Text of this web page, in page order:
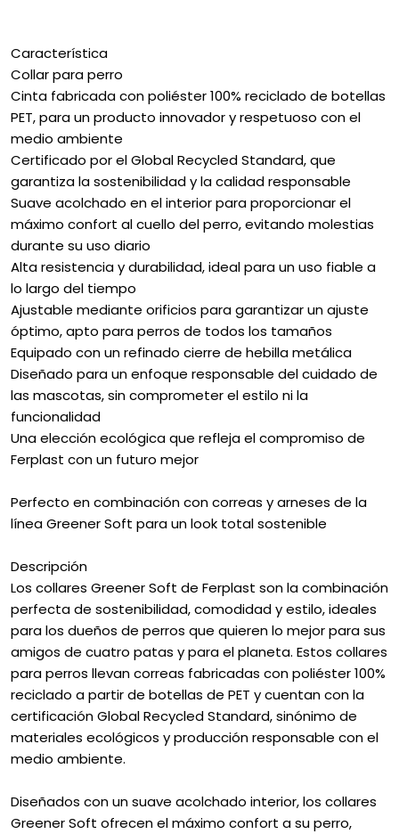
Característica
Collar para perro
Cinta fabricada con poliéster 100% reciclado de botellas
PET, para un producto innovador y respetuoso con el
medio ambiente
Certificado por el Global Recycled Standard, que
garantiza la sostenibilidad y la calidad responsable
Suave acolchado en el interior para proporcionar el
máximo confort al cuello del perro, evitando molestias
durante su uso diario
Alta resistencia y durabilidad, ideal para un uso fiable a
lo largo del tiempo
Ajustable mediante orificios para garantizar un ajuste
óptimo, apto para perros de todos los tamaños
Equipado con un refinado cierre de hebilla metálica
Diseñado para un enfoque responsable del cuidado de
las mascotas, sin comprometer el estilo ni la
funcionalidad
Una elección ecológica que refleja el compromiso de
Ferplast con un futuro mejor
Perfecto en combinación con correas y arneses de la
línea Greener Soft para un look total sostenible
Descripción
Los collares Greener Soft de Ferplast son la combinación
perfecta de sostenibilidad, comodidad y estilo, ideales
para los dueños de perros que quieren lo mejor para sus
amigos de cuatro patas y para el planeta. Estos collares
para perros llevan correas fabricadas con poliéster 100%
reciclado a partir de botellas de PET y cuentan con la
certificación Global Recycled Standard, sinónimo de
materiales ecológicos y producción responsable con el
medio ambiente.
Diseñados con un suave acolchado interior, los collares
Greener Soft ofrecen el máximo confort a su perro,